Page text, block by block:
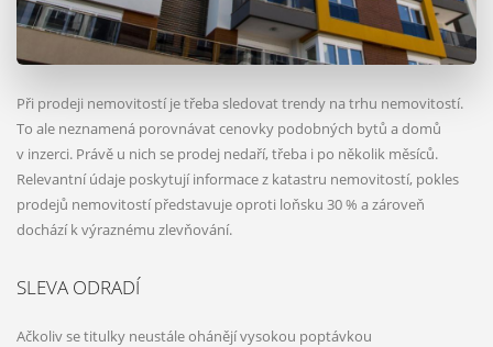
Při prodeji nemovitostí je třeba sledovat trendy na trhu nemovitostí.
To ale neznamená porovnávat cenovky podobných bytů a domů
v inzerci. Právě u nich se prodej nedaří, třeba i po několik měsíců.
Relevantní údaje poskytují informace z katastru nemovitostí, pokles
prodejů nemovitostí představuje oproti loňsku 30 % a zároveň
dochází k výraznému zlevňování.
SLEVA ODRADÍ
Ačkoliv se titulky neustále ohánějí vysokou poptávkou